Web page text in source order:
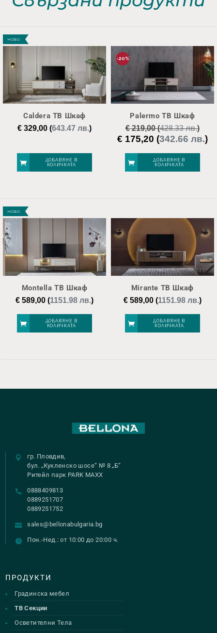
НОВО
Caldera ТВ Шкаф
€ 329,00 (643.47 лв.)
ДОБАВЯНЕ В
КОЛИЧКАТА
-20%
Palermo ТВ Шкаф
€219,00(428.33 лв.)
Original
was:
€ 219,00.
€ 175,20 (342.66 лв.)
ДОБАВЯНЕ В
КОЛИЧКАТА
НОВО
Montella ТВ Шкаф
€ 589,00 (1151.98 лв.)
ДОБАВЯНЕ В
КОЛИЧКАТА
Mirante ТВ Шкаф
€589,00(1151.98 лв.)
ДОБАВЯНЕ В
КОЛИЧКАТА
гр. Пловдив,
бул. „Кукленско шосе“ № 8 „Б“
Ритейл парк PARK MAXX
0888409813
0889251707
0889251752
sales@bellonabulgaria.bg
Пон.-Нед.: от 10:00 до 20:00 ч.
ПРОДУКТИ
Градинска мебел
ТВ Секции
Осветителни Тела